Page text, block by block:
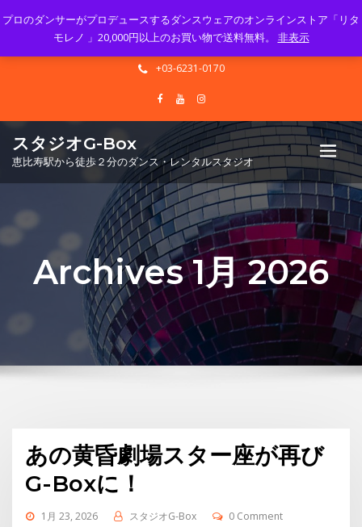
Mon - Sun 10.00 - 23.00
info@gbox-tango.com
+03-6231-0170
スタジオG-Box
恵比寿駅から徒歩２分のダンス・レンタルスタジオ
Archives 1月 2026
あの黄昏劇場スター座が再び
G-Boxに！
1月 23, 2026 スタジオG-Box 0 Comment
プロのダンサーがプロデュースするダンスウェアのオンラインストア「リタ
モレノ 」20,000円以上のお買い物で送料無料。 非表示